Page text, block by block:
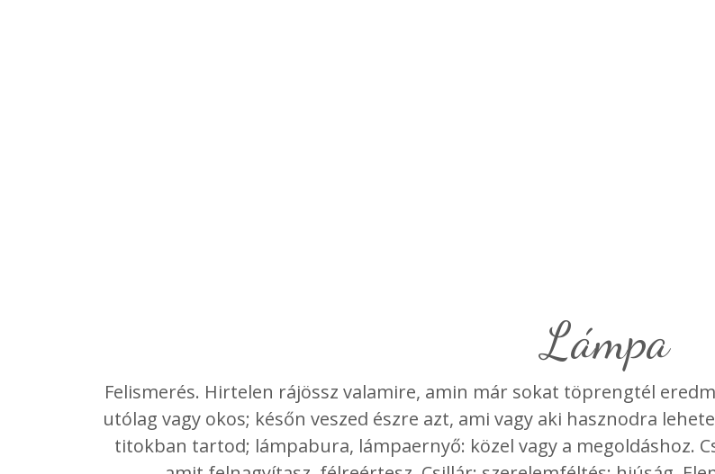
lámpa
Felismerés. Hirtelen rájössz valamire, amin már sokat töprengtél
utólag vagy okos; későn veszed észre azt, ami vagy aki hasznodra
titokban tartod; lámpabura, lámpaernyő: közel vagy a megoldáshoz.